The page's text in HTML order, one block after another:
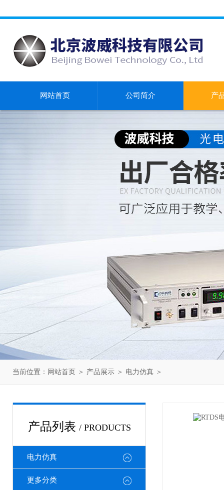
网站首页 公司简介 产
当前位置： 网站首页 ＞ 产品展示 ＞ 电力仿真 ＞
产品列表 / PRODUCTS
电力仿真
更多分类